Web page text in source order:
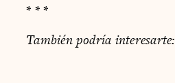
* * *
También podría interesarte: